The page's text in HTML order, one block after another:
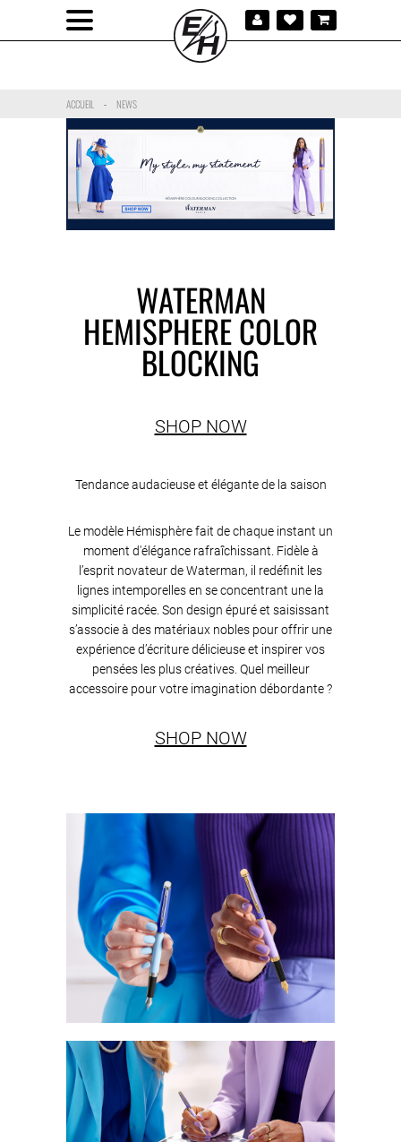
ACCUEIL - NEWS
WATERMAN
HEMISPHERE COLOR
BLOCKING
SHOP NOW
Tendance audacieuse et élégante de la saison
Le modèle Hémisphère fait de chaque instant un
moment d'élégance rafraîchissant. Fidèle à
l’esprit novateur de Waterman, il redéfinit les
lignes intemporelles en se concentrant une la
simplicité racée. Son design épuré et saisissant
s’associe à des matériaux nobles pour offrir une
expérience d’écriture délicieuse et inspirer vos
pensées les plus créatives. Quel meilleur
accessoire pour votre imagination débordante ?
SHOP NOW